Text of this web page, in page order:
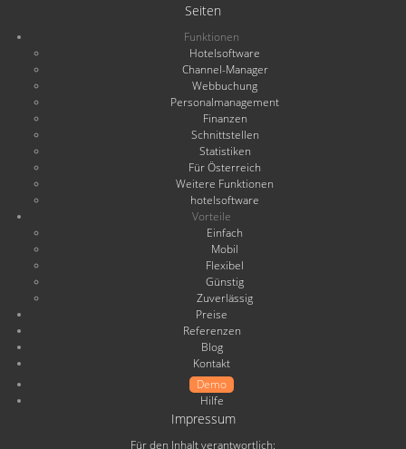
Seiten
Funktionen
Hotelsoftware
Channel-Manager
Webbuchung
Personalmanagement
Finanzen
Schnittstellen
Statistiken
Für Österreich
Weitere Funktionen
hotelsoftware
Vorteile
Einfach
Mobil
Flexibel
Günstig
Zuverlässig
Preise
Referenzen
Blog
Kontakt
Demo
Hilfe
Impressum
Für den Inhalt verantwortlich: